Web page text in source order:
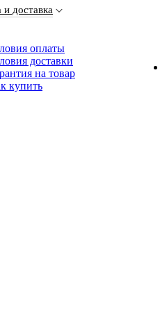
и доставка
оплаты
доставки
на товар
купить